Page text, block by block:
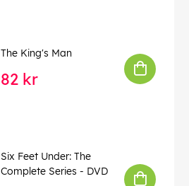
The King's Man
82 kr
Six Feet Under: The
Complete Series - DVD